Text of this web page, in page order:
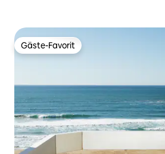
Gäste-Favorit
Gäste-Favorit